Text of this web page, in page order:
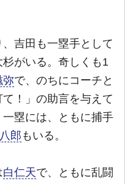
吉田も一塁手として
がいる。奇しくも1
弥で、のちにコーチと
！」の助言を与えて
塁には、ともに捕手
郎 もいる。
白仁天で、ともに乱闘